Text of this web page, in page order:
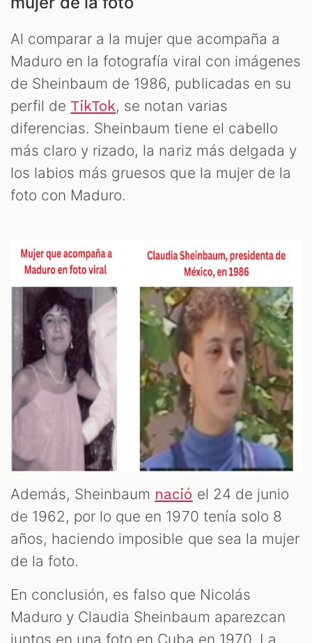
Al comparar a la mujer que acompaña a
Maduro en la fotografía viral con imágenes
de Sheinbaum de 1986, publicadas en su
perfil de TikTok, se notan varias
diferencias. Sheinbaum tiene el cabello
más claro y rizado, la nariz más delgada y
los labios más gruesos que la mujer de la
foto con Maduro.
Además, Sheinbaum nació el 24 de junio
de 1962, por lo que en 1970 tenía solo 8
años, haciendo imposible que sea la mujer
de la foto.
En conclusión, es falso que Nicolás
Maduro y Claudia Sheinbaum aparezcan
juntos en una foto en Cuba en 1970. La